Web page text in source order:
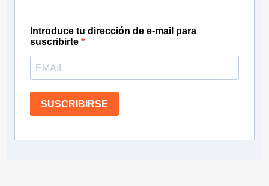
Introduce tu dirección de e-mail para
suscribirte
SUSCRIBIRSE